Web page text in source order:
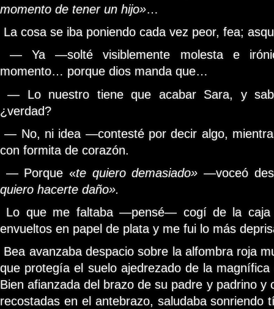
momento de tener un hijo»…
La cosa se iba poniendo cada vez peor, fea;
— Ya —solté visiblemente molesta e
momento… porque dios manda que…
— Lo nuestro tiene que acabar Sara, y
¿verdad?
— No, ni idea —contesté por decir algo,
con formita de corazón.
— Porque «te quiero demasiado» —voceó
quiero hacerte daño».
Lo que me faltaba —pensé— cogí de la caja
envueltos en papel de plata y me fui lo más
Bea avanzaba despacio sobre la alfombra roja
que protegía el suelo ajedrezado de la
Bien afianzada del brazo de su padre y padrino y
recostadas en el antebrazo, saludaba sonriendo